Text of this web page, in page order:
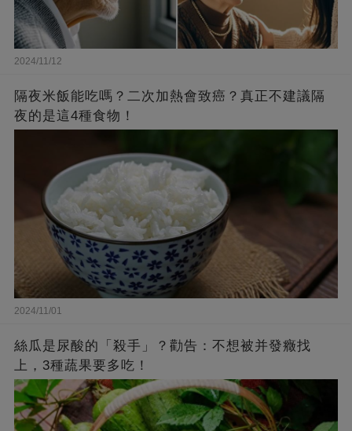
2024/11/12
隔夜米飯能吃嗎？二次加熱會致癌？真正不建議隔
夜的是這4種食物！
2024/11/01
絲瓜是尿酸的「殺手」？勸告：不想被并發癥找
上，3種蔬果要多吃！